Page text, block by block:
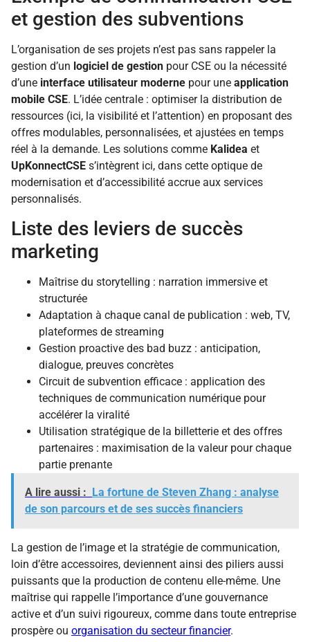
et gestion des subventions
L’organisation de ses projets n’est pas sans rappeler la
gestion d’un logiciel de gestion pour CSE ou la nécessité
d’une interface utilisateur moderne pour une application
mobile CSE. L’idée centrale : optimiser la distribution de
ressources (ici, la visibilité et l’attention) en proposant des
offres modulables, personnalisées, et ajustées en temps
réel à la demande. Les solutions comme Kalidea et
UpKonnectCSE s’intègrent ici, dans cette optique de
modernisation et d’accessibilité accrue aux services
personnalisés.
Liste des leviers de succès
marketing
Maîtrise du storytelling : narration immersive et
structurée
Adaptation à chaque canal de publication : web, TV,
plateformes de streaming
Gestion proactive des bad buzz : anticipation,
dialogue, preuves concrètes
Circuit de subvention efficace : application des
techniques de communication numérique pour
accélérer la viralité
Utilisation stratégique de la billetterie et des offres
partenaires : maximisation de la valeur pour chaque
partie prenante
A lire aussi :
La fortune de Steven Zhang : analyse
de son parcours et de ses succès financiers
La gestion de l’image et la stratégie de communication,
loin d’être accessoires, deviennent ainsi des piliers aussi
puissants que la production de contenu elle-même. Une
maîtrise qui rappelle l’importance d’une gouvernance
active et d’un suivi rigoureux, comme dans toute entreprise
prospère ou organisation du secteur financier.